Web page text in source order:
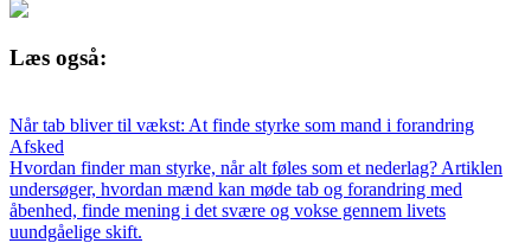
Læs også:
Når tab bliver til vækst: At finde styrke som mand i forandring
Afsked
Hvordan finder man styrke, når alt føles som et nederlag? Artiklen
undersøger, hvordan mænd kan møde tab og forandring med
åbenhed, finde mening i det svære og vokse gennem livets
uundgåelige skift.